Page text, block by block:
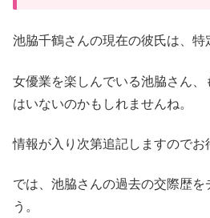
池脇千鶴さんの現在の彼氏は、特
女優業を楽しんでいる池脇さん
はいないのかもしれませんね。
情報が入り次第追記しますのでお
では、池脇さんの過去の交際歴を
う。